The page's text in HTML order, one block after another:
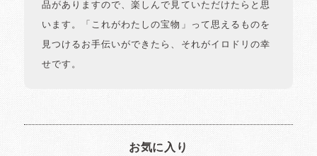
品がありますので、楽しんで見ていただけたらと思
います。「これがわたしの宝物」って思えるものを
見つけるお手伝いができたら、それがイロドリの幸
せです。
お気に入り